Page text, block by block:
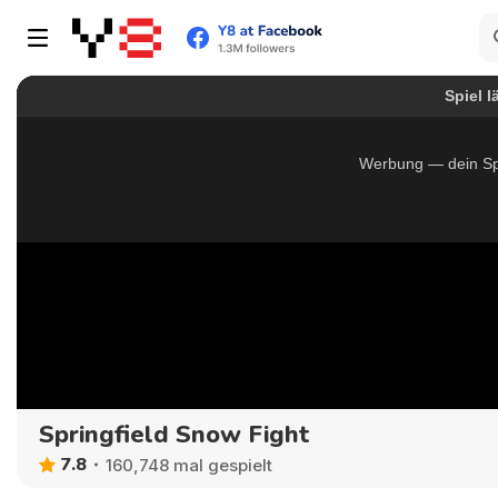
Springfield Snow Fight
7.8 160,748 mal gespielt